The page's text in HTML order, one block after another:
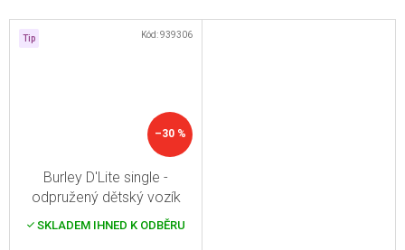
Tip
–30 %
Burley D'Lite single -
odpružený dětský vozík
SKLADEM IHNED K ODBĚRU
Kód:939306